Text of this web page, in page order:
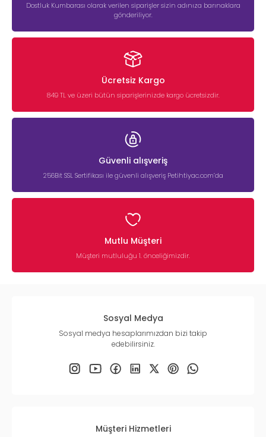
Dostluk Kumbarası olarak verilen siparişler sizin adınıza barınaklara
gönderiliyor.
Ücretsiz Kargo
849 TL ve üzeri bütün siparişlerinizde kargo ücretsizdir.
Güvenli alışveriş
256Bit SSL Sertifikası ile güvenli alışveriş Petihtiyac.com’da
Mutlu Müşteri
Müşteri mutluluğu 1. önceliğimizdir.
Sosyal Medya
Sosyal medya hesaplarımızdan bizi takip
edebilirsiniz.
Müşteri Hizmetleri